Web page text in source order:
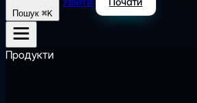
Пошук ⌘K
Продукти